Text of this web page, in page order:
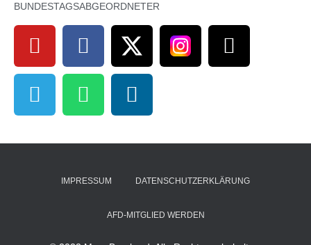
BUNDESTAGSABGEORDNETER
IMPRESSUM DATENSCHUTZERKLÄRUNG
AFD-MITGLIED WERDEN